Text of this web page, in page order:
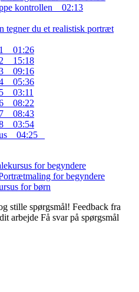
kontrollen
02:13
tegner du et realistisk portræt
01:26
15:18
09:16
05:36
03:11
08:22
08:43
03:54
04:25
for begyndere
for begyndere
for børn
stille spørgsmål! Feedback fra
arbejde Få svar på spørgsmål